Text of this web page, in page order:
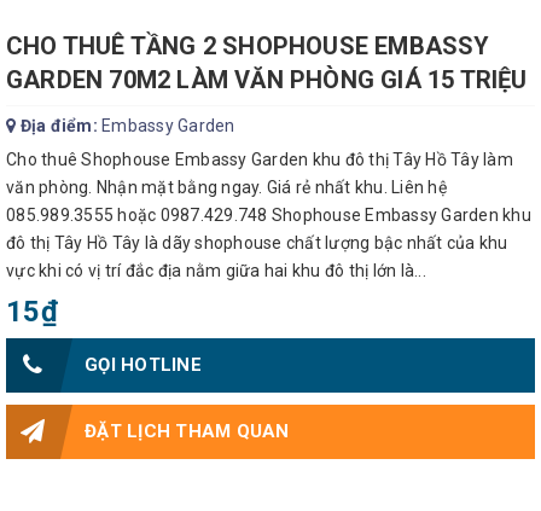
CHO THUÊ TẦNG 2 SHOPHOUSE EMBASSY
GARDEN 70M2 LÀM VĂN PHÒNG GIÁ 15 TRIỆU
Địa điểm: Embassy Garden
Cho thuê Shophouse Embassy Garden khu đô thị Tây Hồ Tây làm
văn phòng. Nhận mặt bằng ngay. Giá rẻ nhất khu. Liên hệ
085.989.3555 hoặc 0987.429.748 Shophouse Embassy Garden khu
đô thị Tây Hồ Tây là dãy shophouse chất lượng bậc nhất của khu
vực khi có vị trí đắc địa nằm giữa hai khu đô thị lớn là...
15₫
GỌI HOTLINE
ĐẶT LỊCH THAM QUAN